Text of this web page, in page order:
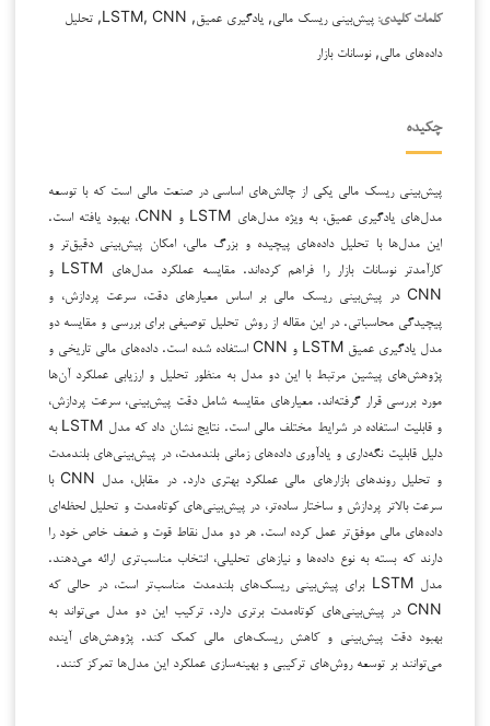
کلمات کلیدی:
پیش‌بینی ریسک مالی, یادگیری عمیق, LSTM, CNN, تحلیل
داده‌های مالی, نوسانات بازار
چکیده
پیش‌بینی ریسک مالی یکی از چالش‌های اساسی در صنعت مالی است که با توسعه
مدل‌های یادگیری عمیق، به ویژه مدل‌های LSTM و CNN، بهبود یافته است.
این مدل‌ها با تحلیل داده‌های پیچیده و بزرگ مالی، امکان پیش‌بینی دقیق‌تر و
کارآمدتر نوسانات بازار را فراهم کرده‌اند. مقایسه عملکرد مدل‌های LSTM و
CNN در پیش‌بینی ریسک مالی بر اساس معیارهای دقت، سرعت پردازش، و
پیچیدگی محاسباتی. در این مقاله از روش تحلیل توصیفی برای بررسی و مقایسه دو
مدل یادگیری عمیق LSTM و CNN استفاده شده است. داده‌های مالی تاریخی و
پژوهش‌های پیشین مرتبط با این دو مدل به منظور تحلیل و ارزیابی عملکرد آن‌ها
مورد بررسی قرار گرفته‌اند. معیارهای مقایسه شامل دقت پیش‌بینی، سرعت پردازش،
و قابلیت استفاده در شرایط مختلف مالی است. نتایج نشان داد که مدل LSTM به
دلیل قابلیت نگه‌داری و یادآوری داده‌های زمانی بلندمدت، در پیش‌بینی‌های بلندمدت
و تحلیل روندهای بازارهای مالی عملکرد بهتری دارد. در مقابل، مدل CNN با
سرعت بالاتر پردازش و ساختار ساده‌تر، در پیش‌بینی‌های کوتاه‌مدت و تحلیل لحظه‌ای
داده‌های مالی موفق‌تر عمل کرده است. هر دو مدل نقاط قوت و ضعف خاص خود را
دارند که بسته به نوع داده‌ها و نیازهای تحلیلی، انتخاب مناسب‌تری ارائه می‌دهند.
مدل LSTM برای پیش‌بینی ریسک‌های بلندمدت مناسب‌تر است، در حالی که
CNN در پیش‌بینی‌های کوتاه‌مدت برتری دارد. ترکیب این دو مدل می‌تواند به
بهبود دقت پیش‌بینی و کاهش ریسک‌های مالی کمک کند. پژوهش‌های آینده
می‌توانند بر توسعه روش‌های ترکیبی و بهینه‌سازی عملکرد این مدل‌ها تمرکز کنند.